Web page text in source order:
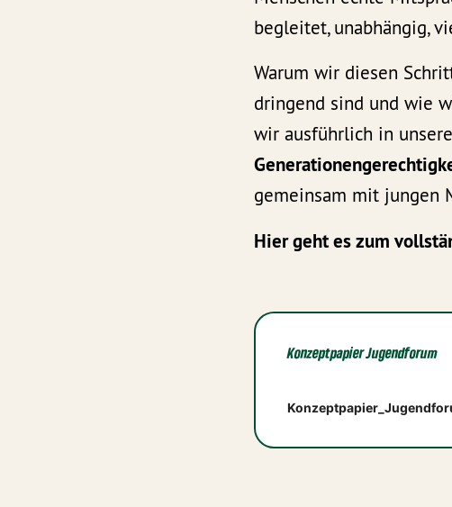
begleitet, unabhängig,
Warum wir diesen
dringend sind und wie
wir ausführlich in
gemeinsam mit jungen
Hier geht es zum
Konzeptpapier Jugendforum